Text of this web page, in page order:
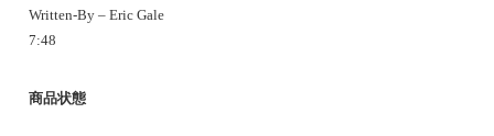
Written-By – Eric Gale
7:48
商品状態